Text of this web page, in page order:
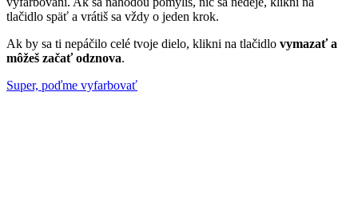
tlačidlo späť a vrátiš sa vždy o jeden krok.
Ak by sa ti nepáčilo celé tvoje dielo, klikni na tlačidlo vymazať a
môžeš začať odznova.
Super, poďme vyfarbovať